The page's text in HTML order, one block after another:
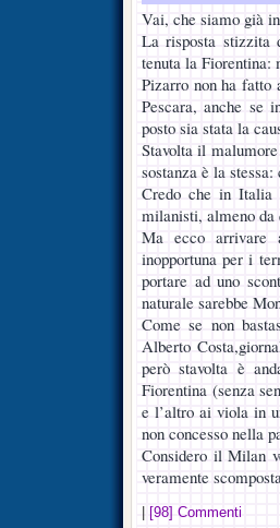
Vai, che siamo già
La risposta stizzita
tenuta la Fiorentina:
Pizarro non ha fatto
Pescara, anche se
posto sia stata la
Stavolta il
sostanza è la
Credo che in Italia
milanisti, almeno
Ma ecco arrivare
inopportuna per i
portare ad uno
naturale sarebbe
Come se non
Alberto
però stavolta è
Fiorentina (senza
e l’altro ai viola in
non concesso nella
Considero il Milan
veramente
[98] Commenti